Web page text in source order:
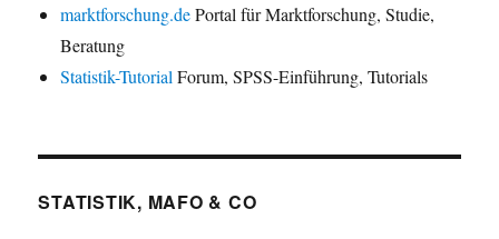
marktforschung.dePortal für Marktforschung, Studie,
Beratung
Statistik-Tutorial Forum, SPSS-Einführung, Tutorials
STATISTIK, MAFO & CO